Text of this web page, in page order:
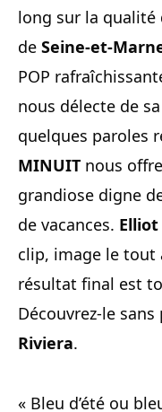
long sur la qualité
de Seine-et-
POP
nous délecte de
quelques paroles
MINUIT nous
grandiose digne
de vacances.
clip, image le tout
résultat final est
Découvrez-le
Riviera.
« Bleu d’été ou